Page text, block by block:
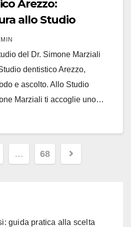
Arezzo:
allo Studio
del Dr. Simone Marziali
dentistico Arezzo,
e ascolto. Allo Studio
Marziali ti accoglie uno…
… 68
guida pratica alla scelta